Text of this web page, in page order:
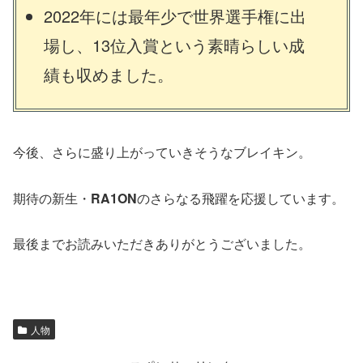
2022年には最年少で世界選手権に出
場し、13位入賞という素晴らしい成
績も収めました。
今後、さらに盛り上がっていきそうなブレイキン。
期待の新生・ RA1ONのさらなる飛躍を応援しています。
最後までお読みいただきありがとうございました。
人物